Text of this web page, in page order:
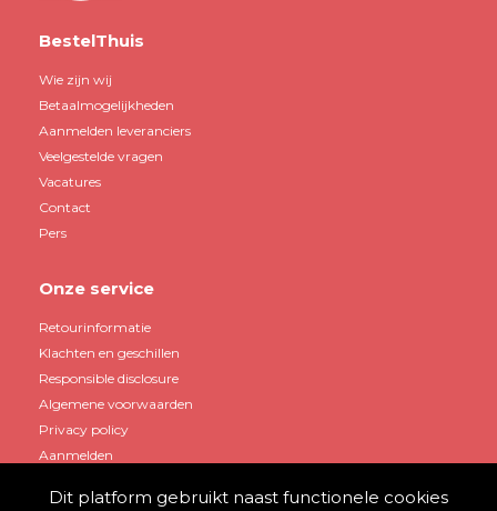
BestelThuis
Wie zijn wij
Betaalmogelijkheden
Aanmelden leveranciers
Veelgestelde vragen
Vacatures
Contact
Pers
Onze service
Retourinformatie
Klachten en geschillen
Responsible disclosure
Algemene voorwaarden
Privacy policy
Aanmelden
Dit platform gebruikt naast functionele cookies